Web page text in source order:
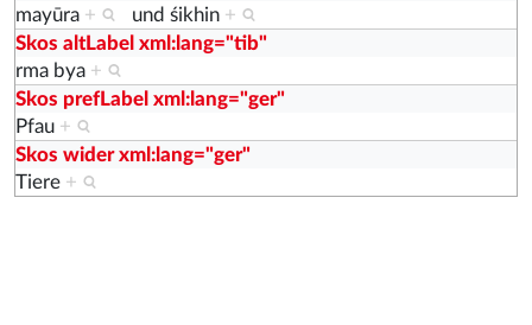
mayūra + und śikhin +
Skos altLabel xml:lang="tib"
rma bya +
Skos prefLabel xml:lang="ger"
Pfau +
Skos wider xml:lang="ger"
Tiere +